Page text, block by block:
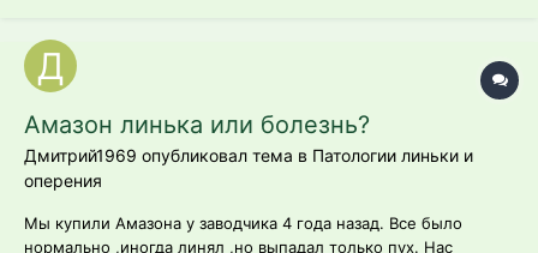
интернете. Сейчас технику кормления по...
Амазон линька или болезнь?
Дмитрий1969 опубликовал тема в Патологии линьки и
оперения
Мы купили Амазона у заводчика 4 года назад. Все было
нормально ,иногда линял ,но выпадал только пух. Нас